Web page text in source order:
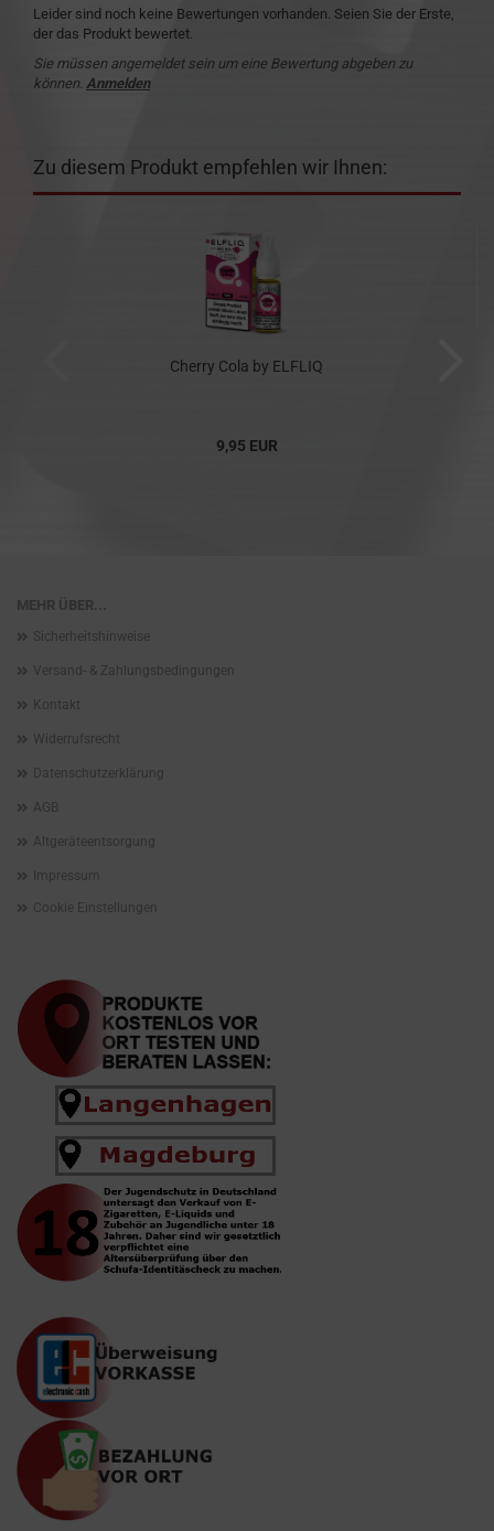
Leider sind noch keine Bewertungen vorhanden. Seien Sie der Erste,
der das Produkt bewertet.
Sie müssen angemeldet sein um eine Bewertung abgeben zu
können. Anmelden
Zu diesem Produkt empfehlen wir Ihnen:
Cherry Cola by ELFLIQ
9,95 EUR
MEHR ÜBER...
Sicherheitshinweise
Versand- & Zahlungsbedingungen
Kontakt
Widerrufsrecht
Datenschutzerklärung
AGB
Altgeräteentsorgung
Impressum
Cookie Einstellungen